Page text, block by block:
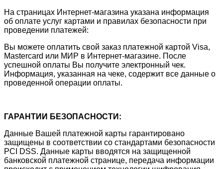
На страницах Интернет-магазина указана информация
об оплате услуг картами и правилах безопасности при
проведении платежей:
Вы можете оплатить свой заказ платежной картой Visa,
Mastercard или МИР в Интернет-магазине. После
успешной оплаты Вы получите электронный чек.
Информация, указанная на чеке, содержит все данные о
проведенной операции оплаты.
ГАРАНТИИ БЕЗОПАСНОСТИ:
Данные Вашей платежной карты гарантировано
защищены в соответствии со стандартами безопасности
PCI DSS. Данные карты вводятся на защищенной
банковской платежной странице, передача информации